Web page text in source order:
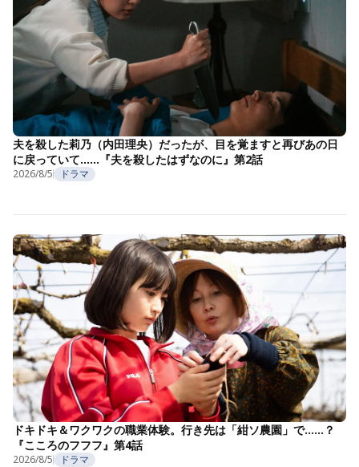
夫を殺した莉乃（内田理央）だったが、目を覚ますと再びあの日
に戻っていて……『夫を殺したはずなのに』第2話
2026/8/5 ドラマ
ドキドキ＆ワクワクの職業体験。行き先は「紺ソ農園」で……？
『こころのフフフ』第4話
2026/8/5 ドラマ